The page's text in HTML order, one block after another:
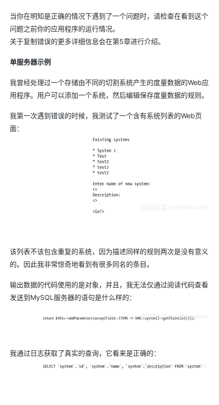
当你在明知是正确的情况下遇到了一个问题时，请检查在看到这个
问题之前你的应用程序的运行情况。
关于复制错误的更多详细信息会在第5章进行介绍。
单服务器示例
我曾经处理过一个存储由不同的切割系统产生的度量数据的Web应
用程序。用户可以添加一个系统，然后编辑保存度量数据的规则。
我第一次遇到错误的时候，我测试了一个含有系统列表的Web页
面：
该列表不该包含重复的系统，因为描述同样的规则两次是没有意义
的。因此我非常惊奇地看到有很多同名的条目。
输出数据的代码使用的是对象，并且，我无法仅通过阅读代码查看
发送到MySQL服务器的语句是什么样的：
我通过日志获取了真实的查询，它看来是正确的：